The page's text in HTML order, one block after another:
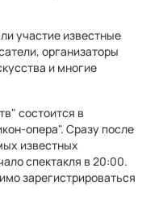
участие известные
организаторы
и многие
состоится в
опера". Сразу после
известных
спектакля в 20:00.
зарегистрироваться